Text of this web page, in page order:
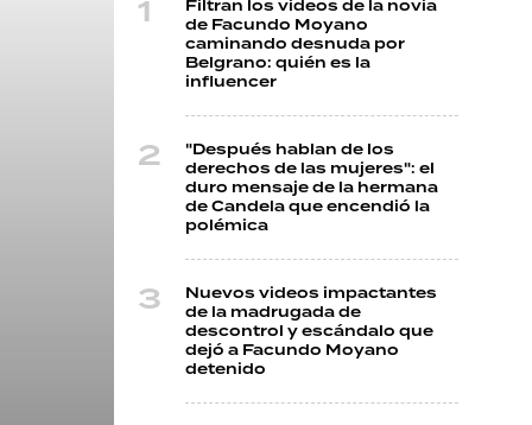
Filtran los videos de la novia
de Facundo Moyano
caminando desnuda por
Belgrano: quién es la
influencer
"Después hablan de los
derechos de las mujeres": el
duro mensaje de la hermana
de Candela que encendió la
polémica
Nuevos videos impactantes
de la madrugada de
descontrol y escándalo que
dejó a Facundo Moyano
detenido